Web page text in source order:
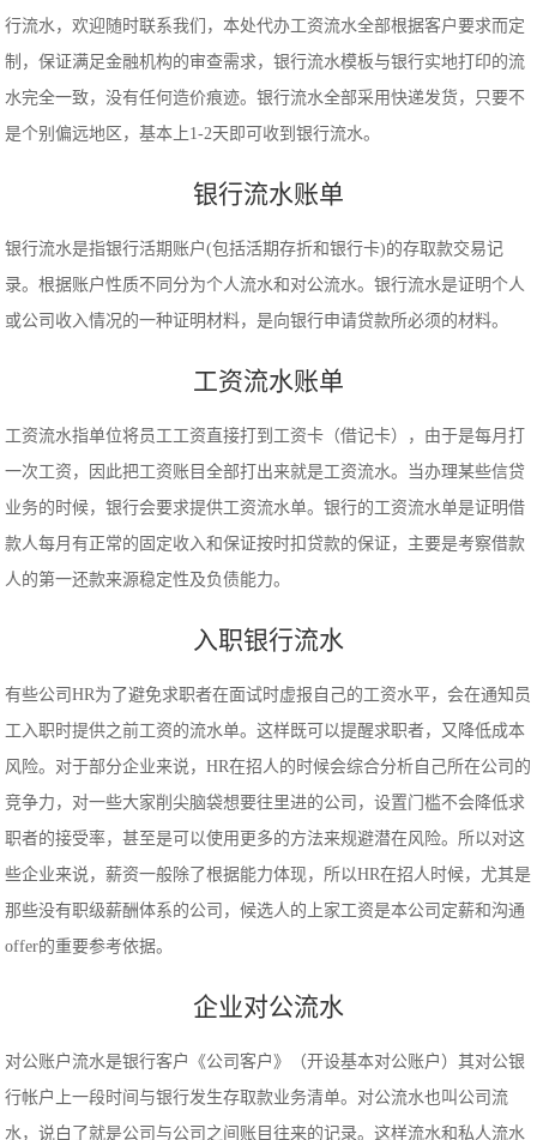
行流水，欢迎随时联系我们，本处代办工资流水全部根据客户要求而定
制，保证满足金融机构的审查需求，银行流水模板与银行实地打印的流
水完全一致，没有任何造价痕迹。银行流水全部采用快递发货，只要不
是个别偏远地区，基本上1-2天即可收到银行流水。
银行流水账单
银行流水是指银行活期账户(包括活期存折和银行卡)的存取款交易记
录。根据账户性质不同分为个人流水和对公流水。银行流水是证明个人
或公司收入情况的一种证明材料，是向银行申请贷款所必须的材料。
工资流水账单
工资流水指单位将员工工资直接打到工资卡（借记卡），由于是每月打
一次工资，因此把工资账目全部打出来就是工资流水。当办理某些信贷
业务的时候，银行会要求提供工资流水单。银行的工资流水单是证明借
款人每月有正常的固定收入和保证按时扣贷款的保证，主要是考察借款
人的第一还款来源稳定性及负债能力。
入职银行流水
有些公司HR为了避免求职者在面试时虚报自己的工资水平，会在通知员
工入职时提供之前工资的流水单。这样既可以提醒求职者，又降低成本
风险。对于部分企业来说，HR在招人的时候会综合分析自己所在公司的
竞争力，对一些大家削尖脑袋想要往里进的公司，设置门槛不会降低求
职者的接受率，甚至是可以使用更多的方法来规避潜在风险。所以对这
些企业来说，薪资一般除了根据能力体现，所以HR在招人时候，尤其是
那些没有职级薪酬体系的公司，候选人的上家工资是本公司定薪和沟通
offer的重要参考依据。
企业对公流水
对公账户流水是银行客户《公司客户》（开设基本对公账户）其对公银
行帐户上一段时间与银行发生存取款业务清单。对公流水也叫公司流
水，说白了就是公司与公司之间账目往来的记录。这样流水和私人流水